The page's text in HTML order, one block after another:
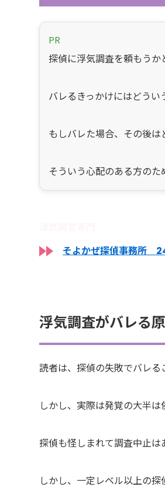
PR
探偵に浮気調査を頼もうか
バレるきっかけにはどうい
もしバレた場合、その後は
そういう心配のある方のた
そよかぜ探偵事務所
浮気調査がバレる
読者は、探偵の失敗でバレる
しかし、実際は発覚の大半は
探偵も怪しまれて調査中止は
しかし、一定レベル以上の探